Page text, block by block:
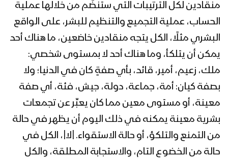
المحاضرة الرمضانية السابعة للسيد
عبدالملك بدرالدين الحوثي 7 رمضان
1443هـ
المحاضرة الرمضانية السادسة للسيد
عبدالملك بدرالدين الحوثي 6 رمضان
1443هـ
المحاضرة الرمضانية الخامسة للسيد
عبدالملك بدرالدين الحوثي 5 رمضان
1443هـ
منقادين لكل الترتيبات التي ستنضّم من خلالها عملية
الحساب، عملية التجميع والتنظيم للبشر، على الواقع
البشري مثلًا، الكل يتجه منقادين خاضعين، ما هناك أحد
يمكن أن يتلكأ، وما هناك أحد لا بمستوى شخصي:
ملك، زعيم، أمير، قائد، بأي صفةٍ كان في الدنيا؛ ولا
بصفة كيان: أمة، جماعة، دولة، جيش، فئة، أي صفة
معينة، أو مستوى معين مما كان يعبِّر عن تجمعات
بشرية معينة يمكنه في ذلك اليوم أن يظهر في حالة
من التمنع والتلكؤ، أو حالة الاستقواء. |لا|، الكل في
حالة من الخضوع التام، والاستجابة المطلقة، والكل